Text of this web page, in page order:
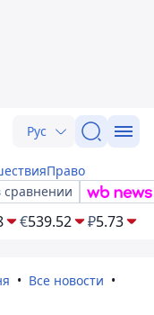
Рус
Право
сравнении
€539.52 ₽5.73
Все новости